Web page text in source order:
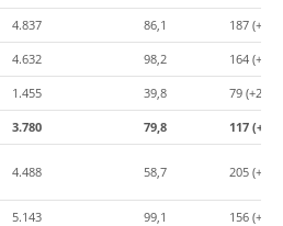
4.837 86,1 187 (+9)
4.632 98,2 164 (+1)
1.455 39,8 79 (+2)
3.780 79,8 117 (+2)
4.488 58,7 205 (+1)
5.143 99,1 156 (+6)